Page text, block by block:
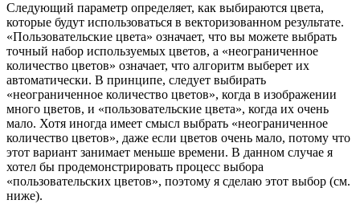
Следующий параметр определяет, как выбираются цвета,
которые будут использоваться в векторизованном результате.
«Пользовательские цвета» означает, что вы можете выбрать
точный набор используемых цветов, а «неограниченное
количество цветов» означает, что алгоритм выберет их
автоматически. В принципе, следует выбирать
«неограниченное количество цветов», когда в изображении
много цветов, и «пользовательские цвета», когда их очень
мало. Хотя иногда имеет смысл выбрать «неограниченное
количество цветов», даже если цветов очень мало, потому что
этот вариант занимает меньше времени. В данном случае я
хотел бы продемонстрировать процесс выбора
«пользовательских цветов», поэтому я сделаю этот выбор (см.
ниже).